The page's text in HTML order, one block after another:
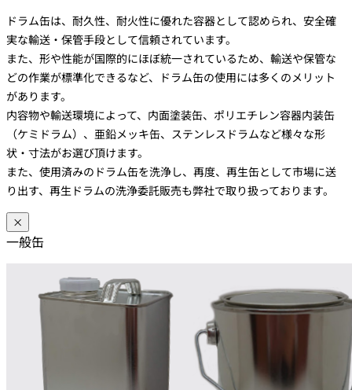
ドラム缶は、耐久性、耐火性に優れた容器として認められ、安全確
実な輸送・保管手段として信頼されています。
また、形や性能が国際的にほぼ統一されているため、輸送や保管な
どの作業が標準化できるなど、ドラム缶の使用には多くのメリット
があります。
内容物や輸送環境によって、内面塗装缶、ポリエチレン容器内装缶
（ケミドラム）、亜鉛メッキ缶、ステンレスドラムなど様々な形
状・寸法がお選び頂けます。
また、使用済みのドラム缶を洗浄し、再度、再生缶として市場に送
り出す、再生ドラムの洗浄委託販売も弊社で取り扱っております。
×
一般缶